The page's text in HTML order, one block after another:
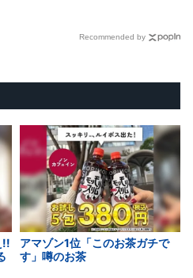
Recommended by
!!
アマゾン1位「このお茶ガチで
す」噂のお茶